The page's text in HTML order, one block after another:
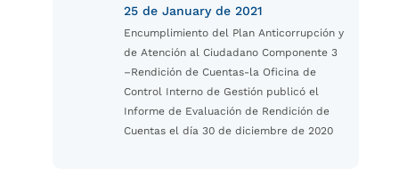
25 de January de 2021
Encumplimiento del Plan Anticorrupción y
de Atención al Ciudadano Componente 3
–Rendición de Cuentas-la Oficina de
Control Interno de Gestión publicó el
Informe de Evaluación de Rendición de
Cuentas el día 30 de diciembre de 2020